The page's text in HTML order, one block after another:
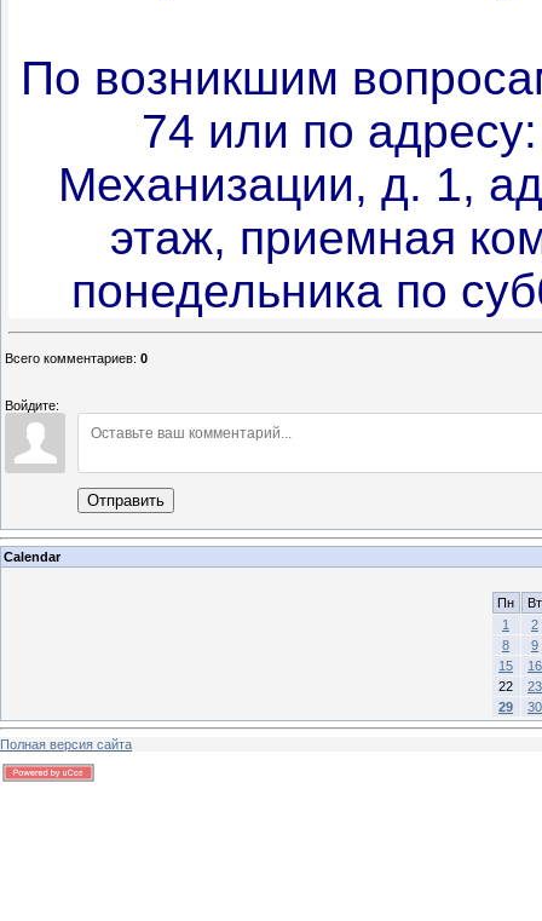
По возникшим
74 или по
Механизации, д. 1,
этаж, приемная
понедельника по
Всего комментариев: 0
Войдите:
Отправить
Calendar
Пн
Вт
1
2
8
9
15
16
22
23
29
30
Полная версия сайта